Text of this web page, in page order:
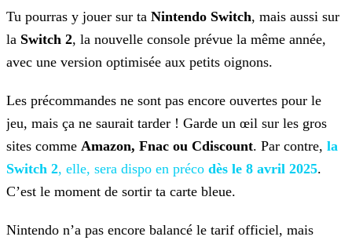
Tu pourras y jouer sur ta Nintendo Switch, mais aussi sur
la Switch 2, la nouvelle console prévue la même année,
avec une version optimisée aux petits oignons.
Les précommandes ne sont pas encore ouvertes pour le
jeu, mais ça ne saurait tarder ! Garde un œil sur les gros
sites comme Amazon, Fnac ou Cdiscount. Par contre, la
Switch 2, elle, sera dispo en préco dès le 8 avril 2025.
C’est le moment de sortir ta carte bleue.
Nintendo n’a pas encore balancé le tarif officiel, mais